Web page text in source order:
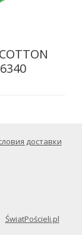
доставки
ŚwiatPościeli.pl